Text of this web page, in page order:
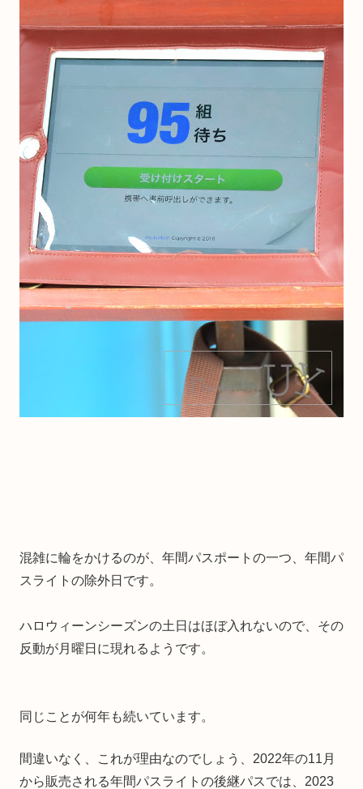
混雑に輪をかけるのが、年間パスポートの一つ、年間パ
スライトの除外日です。
ハロウィーンシーズンの土日はほぼ入れないので、その
反動が月曜日に現れるようです。
同じことが何年も続いています。
間違いなく、これが理由なのでしょう、2022年の11月
から販売される年間パスライトの後継パスでは、2023